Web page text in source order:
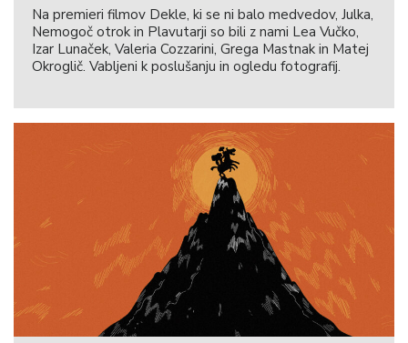
Na premieri filmov Dekle, ki se ni balo medvedov, Julka,
Nemogoč otrok in Plavutarji so bili z nami Lea Vučko,
Izar Lunaček, Valeria Cozzarini, Grega Mastnak in Matej
Okroglič. Vabljeni k poslušanju in ogledu fotografij.